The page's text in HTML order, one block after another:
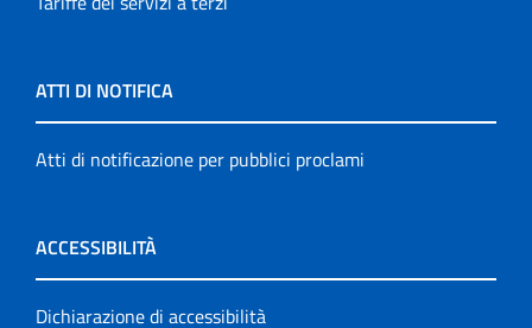
ATTI DI NOTIFICA
Atti di notificazione per pubblici proclami
ACCESSIBILITÀ
Dichiarazione di accessibilità